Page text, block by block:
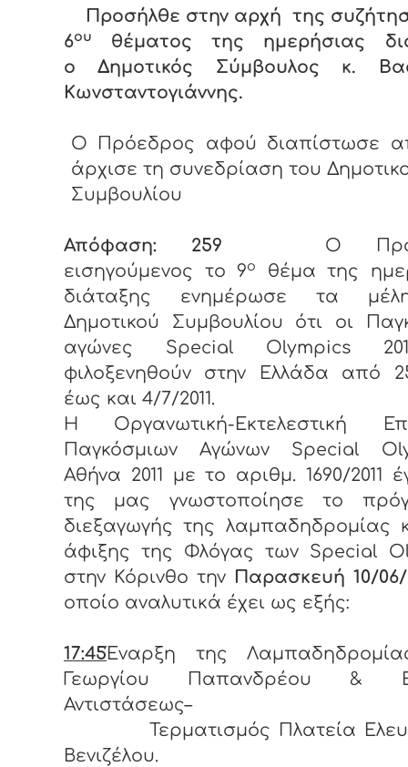
Προσήλθε στην αρχή της
6ου
θέματος της ημερήσιας
ο Δημοτικός Σύμβουλος κ.
Κωνσταντογιάννης.
Ο Πρόεδρος αφού διαπίστωσε
άρχισε τη συνεδρίαση του
Συμβουλίου
Απόφαση: 259 Ο
εισηγούμενος το 9ο
θέμα της
διάταξης ενημέρωσε τα
Δημοτικού Συμβουλίου ότι οι
αγώνες Special Olympics
φιλοξενηθούν στην Ελλάδα από
έως και 4/7/2011.
Η Οργανωτική-Εκτελεστική
Παγκόσμιων Αγώνων Special
Αθήνα 2011 με το αριθμ. 1690/2011
της μας γνωστοποίησε το
διεξαγωγής της λαμπαδηδρομίας
άφιξης της Φλόγας των Special
στην Κόρινθο την Παρασκευή 10/06/
οποίο αναλυτικά έχει ως εξής:
17:45Έναρξη της
Γεωργίου Παπανδρέου &
Αντιστάσεως–
Τερματισμός Πλατεία
Βενιζέλου.